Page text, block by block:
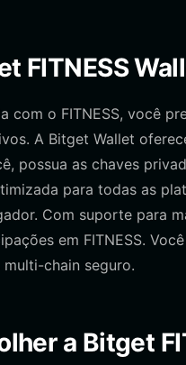
FITNESS
com o FITNESS, você
A Bitget Wallet
possua as chaves
para todas as
Com suporte para
em FITNESS.
chain seguro.
a Bitget